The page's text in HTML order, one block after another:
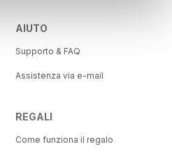
AIUTO
Supporto & FAQ
Assistenza via e-mail
REGALI
Come funziona il regalo